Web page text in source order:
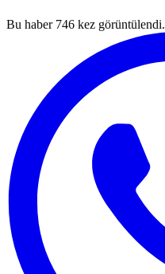
Bu haber 746 kez görüntülendi.